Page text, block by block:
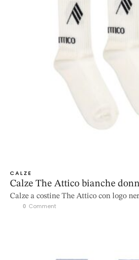
CALZE
Calze The Attico bianche
Calze a costine The Attico con logo
0 Comment